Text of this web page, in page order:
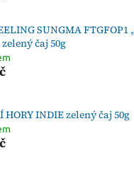
SUNGMA FTGFOP1
čaj 50g
HORY INDIE zelený čaj 50g